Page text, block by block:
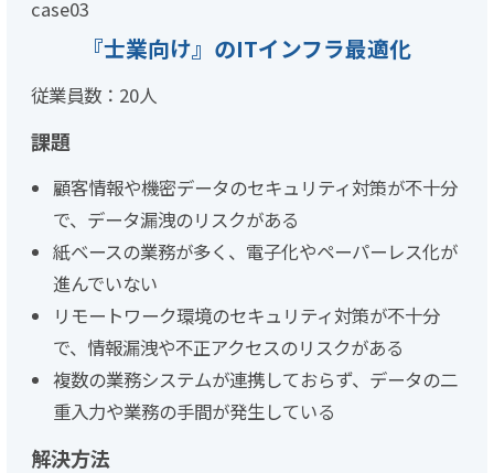
case03
『士業向け』のITインフラ最適化
従業員数：20人
課題
顧客情報や機密データのセキュリティ対策が不十分
で、データ漏洩のリスクがある
紙ベースの業務が多く、電子化やペーパーレス化が
進んでいない
リモートワーク環境のセキュリティ対策が不十分
で、情報漏洩や不正アクセスのリスクがある
複数の業務システムが連携しておらず、データの二
重入力や業務の手間が発生している
解決方法